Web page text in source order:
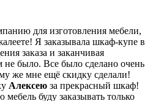
для изготовления мебели,
Я заказывала шкаф-купе в
заказа и заканчивая
было. Все было сделано очень
же мне ещё скидку сделали!
Алексею за прекрасный шкаф!
буду заказывать только